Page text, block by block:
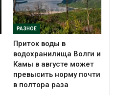
РАЗНОЕ
Приток воды в
водохранилища Волги и
Камы в августе может
превысить норму почти
в полтора раза